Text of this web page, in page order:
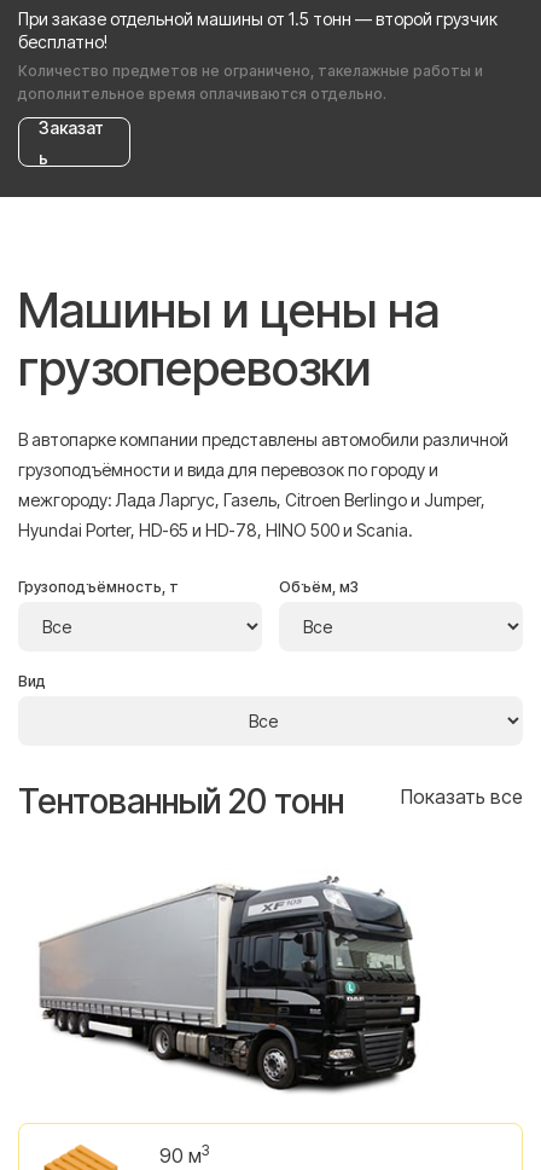
При заказе отдельной машины от 1.5 тонн — второй грузчик
бесплатно!
Количество предметов не ограничено, такелажные работы и
дополнительное время оплачиваются отдельно.
Заказат
ь
Машины и цены на
грузоперевозки
В автопарке компании представлены автомобили различной
грузоподъёмности и вида для перевозок по городу и
межгороду: Лада Ларгус, Газель, Citroen Berlingo и Jumper,
Hyundai Porter, HD-65 и HD-78, HINO 500 и Scania.
Грузоподъёмность, т Объём, м3
Вид
Тентованный 20 тонн Показать все
90 м3